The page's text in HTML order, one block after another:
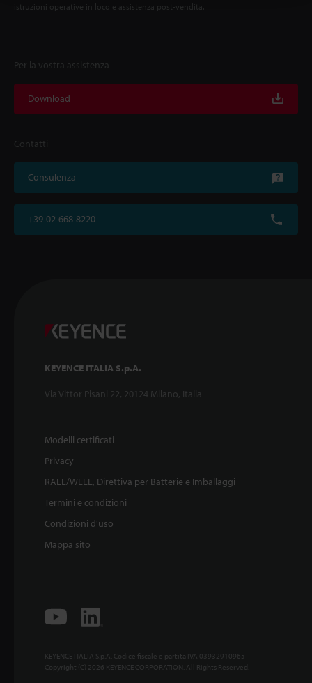
istruzioni operative in loco e assistenza post-vendita.
Per la vostra assistenza
Download
Contatti
Consulenza
+39-02-668-8220
KEYENCE ITALIA S.p.A.
Via Vittor Pisani 22, 20124 Milano, Italia
Modelli certificati
Privacy
RAEE/WEEE, Direttiva per Batterie e Imballaggi
Termini e condizioni
Condizioni d'uso
Mappa sito
KEYENCE ITALIA S.p.A. Codice fiscale e partita IVA 03932910965
Copyright (C) 2026 KEYENCE CORPORATION. All Rights Reserved.